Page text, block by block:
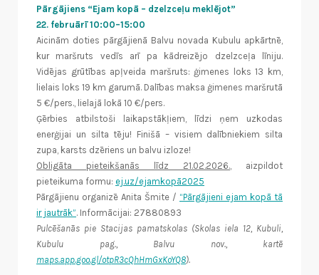
Pārgājiens “Ejam kopā – dzelzceļu meklējot”
22. februārī 10:00–15:00
Aicinām doties pārgājienā Balvu novada Kubulu apkārtnē,
kur maršruts vedīs arī pa kādreizējo dzelzceļa līniju.
Vidējas grūtības apļveida maršruts: ģimenes loks 13 km,
lielais loks 19 km garumā. Dalības maksa ģimenes maršrutā
5 €/pers., lielajā lokā 10 €/pers.
Ģērbies atbilstoši laikapstākļiem, līdzi ņem uzkodas
enerģijai un silta tēju! Finišā – visiem dalībniekiem silta
zupa, karsts dzēriens un balvu izloze!
Obligāta pieteikšanās līdz 21.02.2026. , aizpildot
pieteikuma formu: ej.uz/ejamkopā2025
Pārgājienu organizē Anita Šmite / “Pārgājieni ejam kopā tā
ir jautrāk”. Informācijai: 27880893
Pulcēšanās pie Stacijas pamatskolas (Skolas iela 12, Kubuli,
Kubulu pag., Balvu nov., kartē
maps.app.goo.gl/otpR3cQhHmGxKoYQ8).